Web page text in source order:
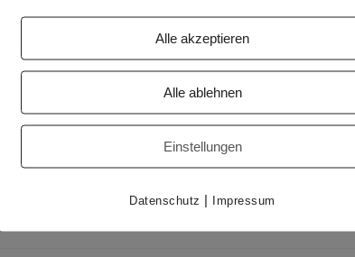
sogar mehr ein Eintopf. Besonders jetzt in der kalten
Tag essen könnte. Es gibt mindestens genauso
…)
Alle akzeptieren
Alle ablehnen
Einstellungen
Datenschutz | Impressum